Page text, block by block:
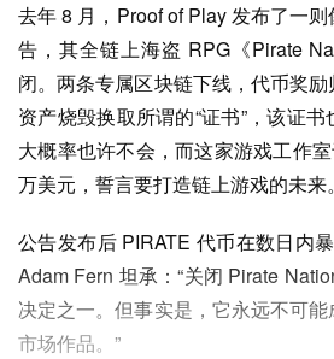
去年 8 月，Proof of Play 发布了一
告，其全链上海盗 RPG《Pirate
闭。两条专属区块链下线，代币奖
资产烧毁换取所谓的“证书”，该证
大概率也许不会，而这家游戏工作
万美元，誓言要打造链上游戏的未来。
公告发布后 PIRATE 代币在数日内
Adam Fern 坦承：“关闭 Pirate
决定之一。但事实是，它永远不可
市场作品。”